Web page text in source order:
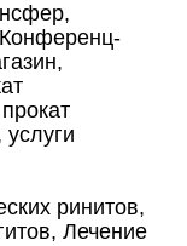
ринитов,
Лечение